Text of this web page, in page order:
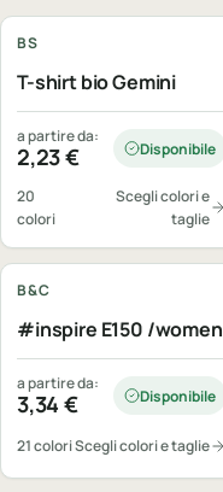
BS
T-shirt bio Gemini
a partire da:
2,23€ Disponibile
20
colori
Scegli colori e
taglie
B&C
#inspire E150 /women
a partire da:
3,34€ Disponibile
21 coloriScegli colori e taglie